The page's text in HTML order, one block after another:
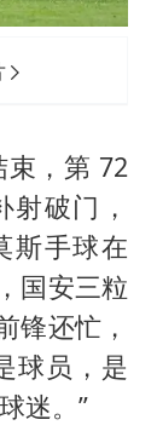
束，第 72
射破门，
斯手球在
国安三粒
锋还忙，
球员，是
迷。”